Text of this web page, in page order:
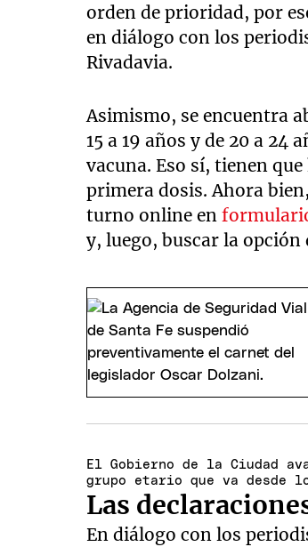
orden de prioridad, por
en diálogo con los
Rivadavia.
Asimismo, se encuentra
15 a 19 años y de 20 a 24
vacuna. Eso sí, tienen
primera dosis. Ahora
turno online en
y, luego, buscar la
El Gobierno de la Ciudad
grupo etario que va desde
Las
En diálogo con los